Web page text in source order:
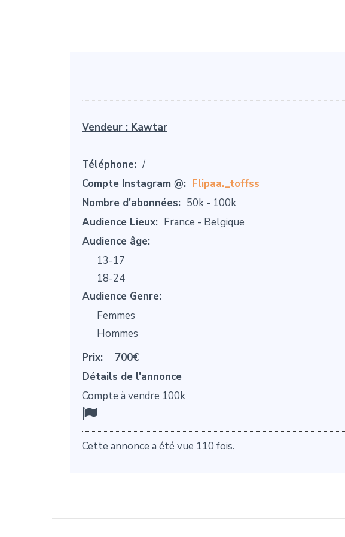
Vendeur : Kawtar
Téléphone: /
Compte Instagram @: Flipaa._toffss
Nombre d'abonnées: 50k - 100k
Audience Lieux: France - Belgique
Audience âge:
13-17
18-24
Audience Genre:
Femmes
Hommes
Prix:
700€
Détails de l'annonce
Compte à vendre 100k
Cette annonce a été vue 110 fois.